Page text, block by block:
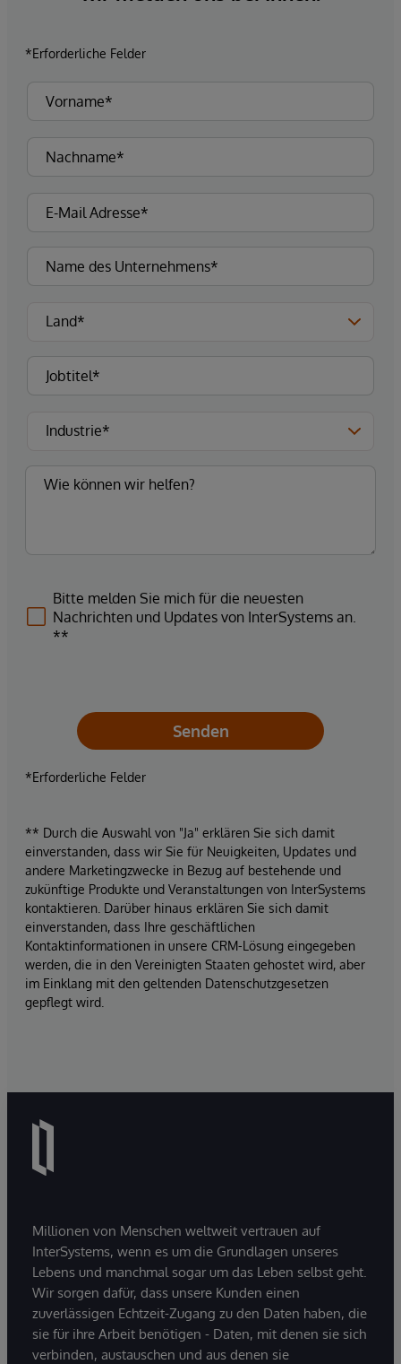
*Erforderliche Felder
Bitte melden Sie mich für die neuesten
Nachrichten und Updates von InterSystems an.
**
Senden
*Erforderliche Felder
** Durch die Auswahl von "Ja" erklären Sie sich damit
einverstanden, dass wir Sie für Neuigkeiten, Updates und
andere Marketingzwecke in Bezug auf bestehende und
zukünftige Produkte und Veranstaltungen von InterSystems
kontaktieren. Darüber hinaus erklären Sie sich damit
einverstanden, dass Ihre geschäftlichen
Kontaktinformationen in unsere CRM-Lösung eingegeben
werden, die in den Vereinigten Staaten gehostet wird, aber
im Einklang mit den geltenden Datenschutzgesetzen
gepflegt wird.
Millionen von Menschen weltweit vertrauen auf
InterSystems, wenn es um die Grundlagen unseres
Lebens und manchmal sogar um das Leben selbst geht.
Wir sorgen dafür, dass unsere Kunden einen
zuverlässigen Echtzeit-Zugang zu den Daten haben, die
sie für ihre Arbeit benötigen - Daten, mit denen sie sich
verbinden, austauschen und aus denen sie